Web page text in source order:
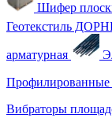
Шифер
Геотекстиль
арматурная
Вибраторы